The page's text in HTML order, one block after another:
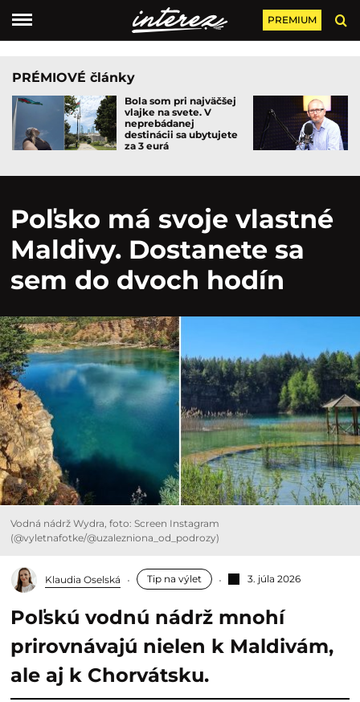
PREMIUM
PRÉMIOVÉ články
Bola som pri najväčšej
vlajke na svete. V
neprebádanej
destinácii sa ubytujete
za 3 eurá
Poľsko má svoje vlastné
Maldivy. Dostanete sa
sem do dvoch hodín
Vodná nádrž Wydra, foto: Screen Instagram
(@vyletnafotke/@uzalezniona_od_podrozy)
Klaudia Oselská Tip na výlet 3. júla 2026
Poľskú vodnú nádrž mnohí
prirovnávajú nielen k Maldivám,
ale aj k Chorvátsku.